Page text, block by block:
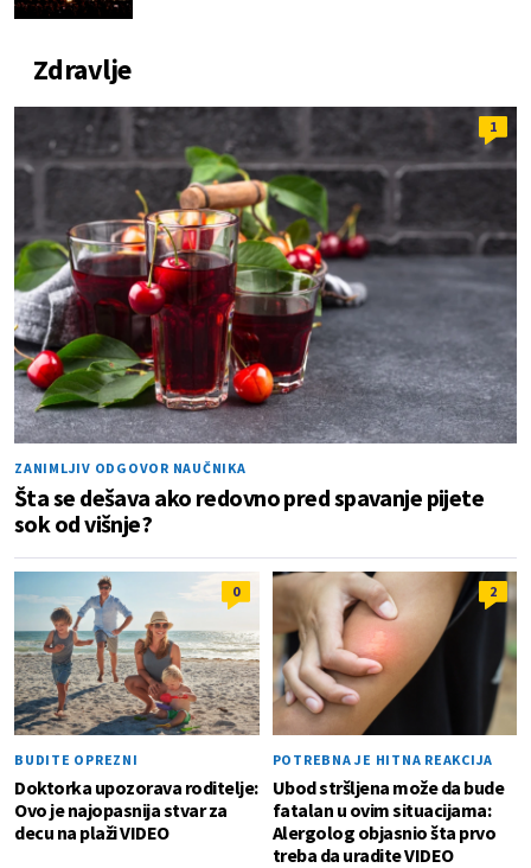
Zdravlje
1
ZANIMLJIV ODGOVOR NAUČNIKA
Šta se dešava ako redovno pred spavanje pijete
sok od višnje?
0
BUDITE OPREZNI
Doktorka upozorava roditelje:
Ovo je najopasnija stvar za
decu na plaži VIDEO
2
POTREBNA JE HITNA REAKCIJA
Ubod stršljena može da bude
fatalan u ovim situacijama:
Alergolog objasnio šta prvo
treba da uradite VIDEO